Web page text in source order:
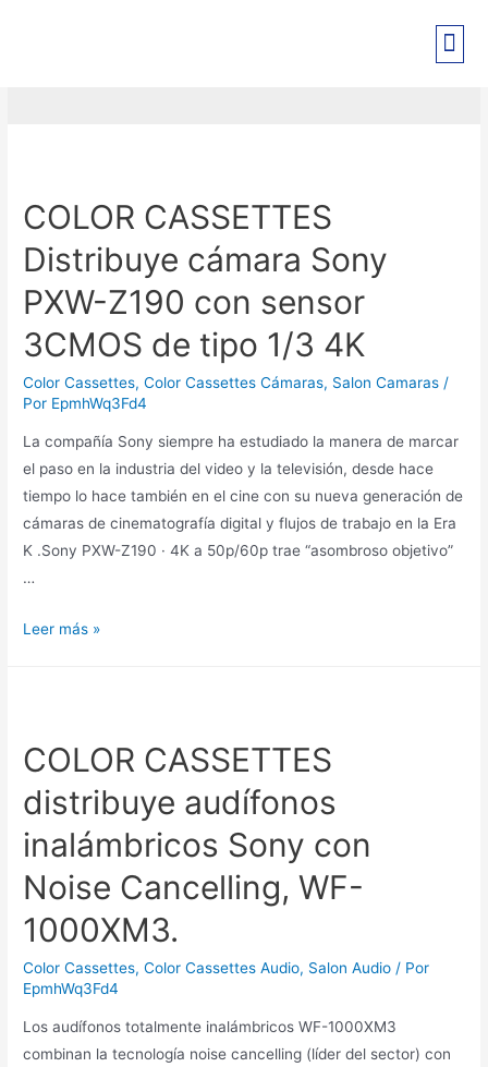
COLOR CASSETTES
Distribuye cámara Sony
PXW-Z190 con sensor
3CMOS de tipo 1/3 4K
Color Cassettes,Color Cassettes Cámaras, Salon Camaras /
Por EpmhWq3Fd4
La compañía Sony siempre ha estudiado la manera de marcar
el paso en la industria del video y la televisión, desde hace
tiempo lo hace también en el cine con su nueva generación de
cámaras de cinematografía digital y flujos de trabajo en la Era
K .Sony PXW-Z190 · 4K a 50p/60p trae “asombroso objetivo”
…
Leer más »
COLOR CASSETTES
distribuye audífonos
inalámbricos Sony con
Noise Cancelling, WF-
1000XM3.
Color Cassettes,Color Cassettes Audio, Salon Audio / Por
EpmhWq3Fd4
Los audífonos totalmente inalámbricos WF-1000XM3
combinan la tecnología noise cancelling (líder del sector) con